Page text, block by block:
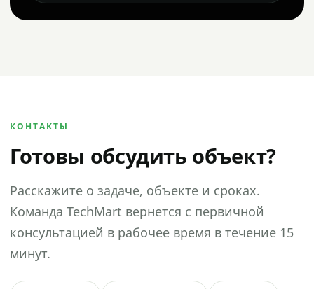
КОНТАКТЫ
Готовы обсудить объект?
Расскажите о задаче, объекте и сроках.
Команда TechMart вернется с первичной
консультацией в рабочее время в течение 15
минут.